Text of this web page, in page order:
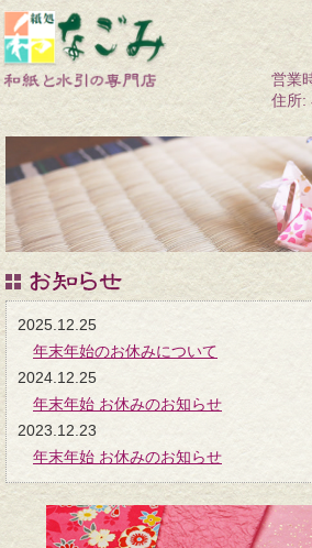
2025.12.25
年末年始のお休みについて
2024.12.25
年末年始 お休みのお知らせ
2023.12.23
年末年始 お休みのお知らせ